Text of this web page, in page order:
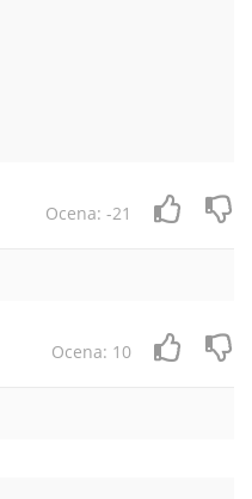
Ocena: -21
Ocena: 10